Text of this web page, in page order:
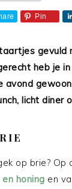
Pin
heb je
avond
licht diner
op brie?
honing en